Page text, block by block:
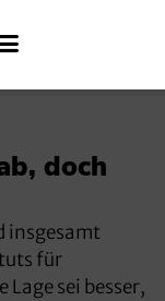
doch
insgesamt
für
Lage sei besser,